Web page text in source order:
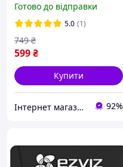
200MB/s для телефона,
планшета, комп ютера +
SD-адаптер
Готово до відправки
5.0 (1)
599₴
749 ₴
Купити
Інтернет магазин "My Car Store" 92%